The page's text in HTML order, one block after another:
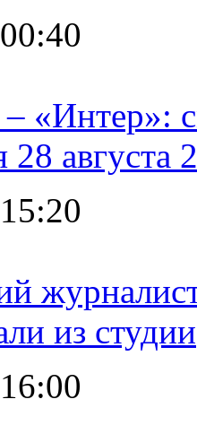
«Интер»:
28 августа
из студии